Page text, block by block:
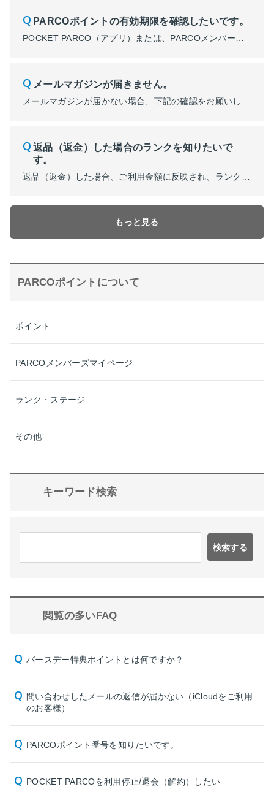
PARCOポイントの有効期限を確認したいです。
メールマガジンが届きません。
返品（返金）した場合のランクを知りたいで
す。
もっと見る
PARCOポイントについて
ポイント
PARCOメンバーズマイページ
ランク・ステージ
その他
キーワード検索
検索する
閲覧の多いFAQ
バースデー特典ポイントとは何ですか？
問い合わせしたメールの返信が届かない（iCloudをご利用
のお客様）
PARCOポイント番号を知りたいです。
POCKET PARCOを利用停止/退会（解約）したい